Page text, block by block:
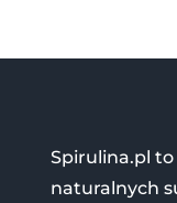
Spirulina.pl
naturalnych